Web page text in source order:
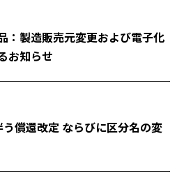
：製造販売元変更および電子化
お知らせ
償還改定 ならびに区分名の変